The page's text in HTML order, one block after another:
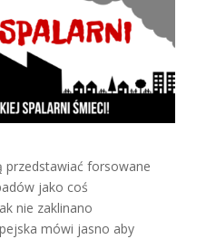
przedstawiać forsowane
jako coś
nie zaklinano
mówi jasno aby